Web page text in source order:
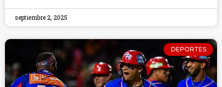
septiembre 2, 2025
DEPORTES